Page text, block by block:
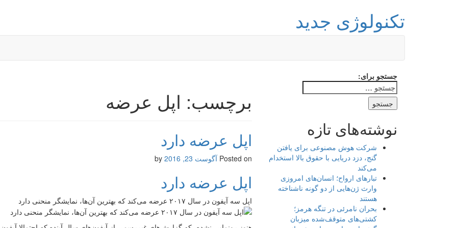
تکنولوژی جدید
برچسب: اپل عرضه
اپل عرضه دارد
Posted on آگوست 23, 2016
اپل عرضه دارد
اپل سه آیفون در سال ۲۰۱۷ عرضه می‌کند که بهترین آن‌ها، نمایشگر منحنی دارد
جستجو برای:
نوشته‌های تازه
شرکت هوش مصنوعی برای یافتن
گنج، دزد دریایی با حقوق بالا استخدام
می‌کند
تبارهای ارواح؛ انسان‌های امروزی
وارث ژن‌هایی از دو گونه ناشناخته
هستند
بحران نامرئی در تنگه هرمز؛
کشتی‌های متوقف‌شده میزبان